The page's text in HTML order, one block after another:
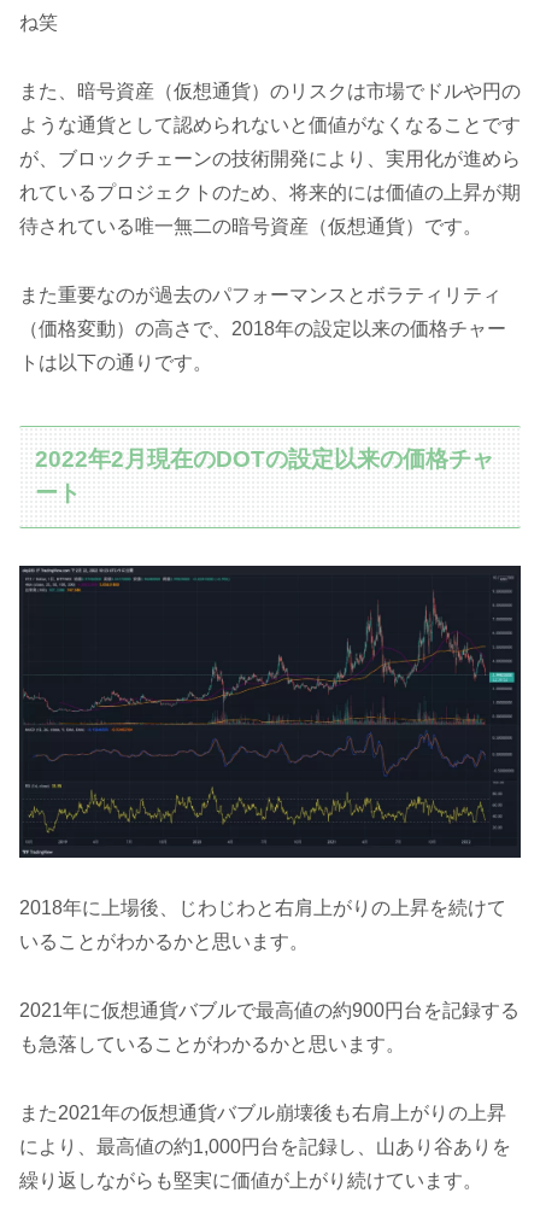
ね笑
また、暗号資産（仮想通貨）のリスクは市場でドルや円の
ような通貨として認められないと価値がなくなることです
が、ブロックチェーンの技術開発により、実用化が進めら
れているプロジェクトのため、将来的には価値の上昇が期
待されている唯一無二の暗号資産（仮想通貨）です。
また重要なのが過去のパフォーマンスとボラティリティ
（価格変動）の高さで、2018年の設定以来の価格チャー
トは以下の通りです。
2022年2月現在のDOTの設定以来の価格チャ
ート
2018年に上場後、じわじわと右肩上がりの上昇を続けて
いることがわかるかと思います。
2021年に仮想通貨バブルで最高値の約900円台を記録する
も急落していることがわかるかと思います。
また2021年の仮想通貨バブル崩壊後も右肩上がりの上昇
により、最高値の約1,000円台を記録し、山あり谷ありを
繰り返しながらも堅実に価値が上がり続けています。